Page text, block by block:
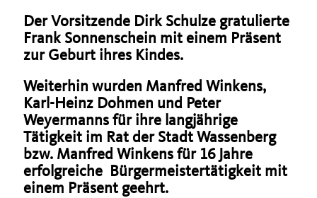
Der Vorsitzende Dirk Schulze gratulierte
Frank Sonnenschein mit einem Präsent
zur Geburt ihres Kindes.
Weiterhin wurden Manfred Winkens,
Karl-Heinz Dohmen und Peter
Weyermanns für ihre langjährige
Tätigkeit im Rat der Stadt Wassenberg
bzw. Manfred Winkens für 16 Jahre
erfolgreiche Bürgermeistertätigkeit mit
einem Präsent geehrt.